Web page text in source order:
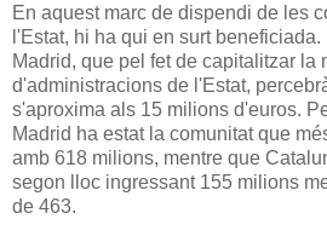
En aquest marc de dispendi de les
l'Estat, hi ha qui en surt
Madrid, que pel fet de capitalitzar la
d'administracions de l'Estat,
s'aproxima als 15 milions d'euros.
Madrid ha estat la comunitat que
amb 618 milions, mentre que
segon lloc ingressant 155 milions
de 463.